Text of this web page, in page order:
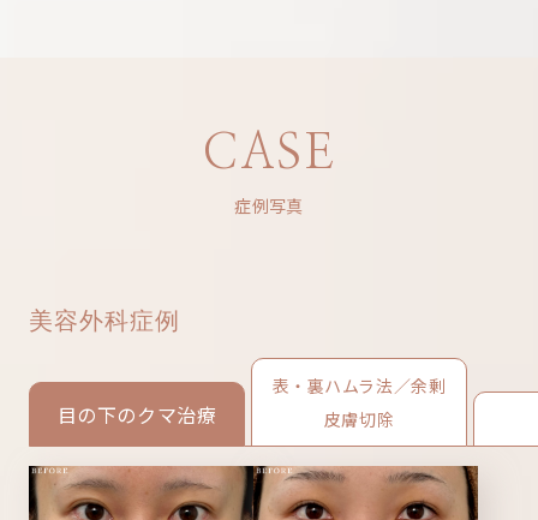
CASE
症例写真
美容外科症例
目の下のクマ治療
表・裏ハムラ法／余剰
皮膚切除